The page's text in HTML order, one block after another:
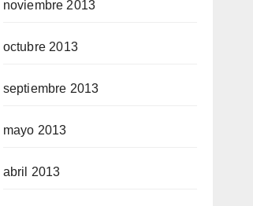
noviembre 2013
octubre 2013
septiembre 2013
mayo 2013
abril 2013